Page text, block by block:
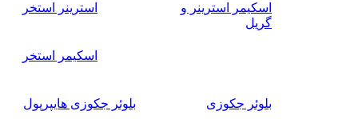
اسکیمر استرینر و
گریل
استرینر استخر
اسکیمر استخر
بلوئر جکوزی بلوئر جکوزی هایپرپول